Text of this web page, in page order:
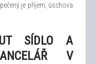
je příjem, úschova
SÍDLO A
V